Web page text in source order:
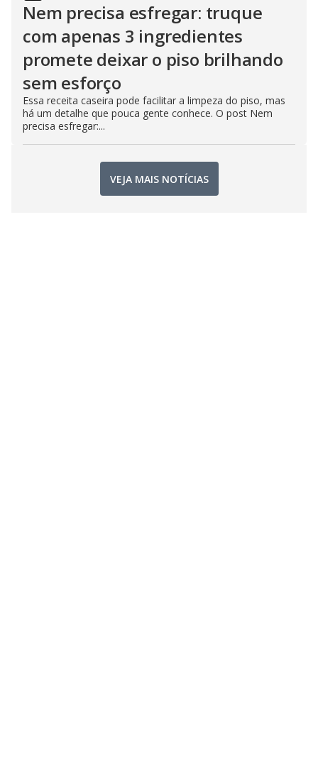
Nem precisa esfregar: truque
com apenas 3 ingredientes
promete deixar o piso brilhando
sem esforço
Essa receita caseira pode facilitar a limpeza do piso, mas
há um detalhe que pouca gente conhece. O post Nem
precisa esfregar:...
VEJA MAIS NOTÍCIAS